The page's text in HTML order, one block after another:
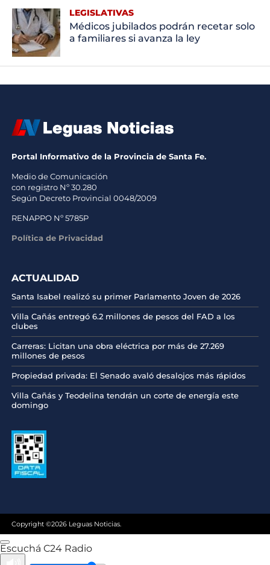
LEGISLATIVAS
Médicos jubilados podrán recetar solo
a familiares si avanza la ley
Portal Informativo de la Provincia de Santa Fe.
Medio de Comunicación
con registro Nº 30.280
Según Decreto Provincial 0048/2009
RENAPPO Nº 5785P
Política de Privacidad
ACTUALIDAD
Santa Isabel realizó su primer Parlamento Joven de 2026
Villa Cañás entregó 6.2 millones de pesos del FAD a los
clubes
Carreras: Licitan una obra eléctrica por más de 27.269
millones de pesos
Propiedad privada: El Senado avaló desalojos más rápidos
Villa Cañás y Teodelina tendrán un corte de energía este
domingo
Copyright ©2026 Leguas Noticias.
Escuchá C24 Radio